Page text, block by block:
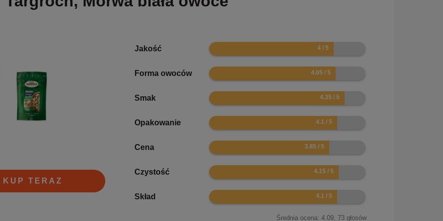
KUP TERAZ
Jakość 8
Forma owoców 8.1
Smak 8.7
Opakowanie 8.2
Cena 7.7
Czystość 8.3
Skład 8.2
Średnia ocena: 4.09, 73 głosów